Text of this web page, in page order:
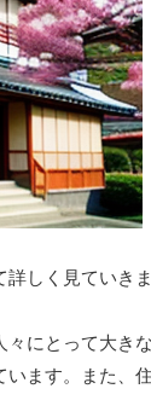
しく見ていきま
にとって大き
ます。また、